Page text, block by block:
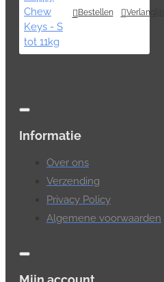
Bestellen Verlanglijst
Informatie
Over ons
Verzending
Privacy Policy
Algemene voorwaarden